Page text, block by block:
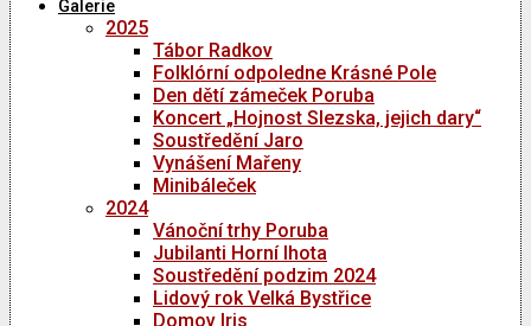
Galerie
2025
Tábor Radkov
Folklórní odpoledne Krásné Pole
Den dětí zámeček Poruba
Koncert „Hojnost Slezska, jejich dary“
Soustředění Jaro
Vynášení Mařeny
Minibáleček
2024
Vánoční trhy Poruba
Jubilanti Horní lhota
Soustředění podzim 2024
Lidový rok Velká Bystřice
Domov Iris